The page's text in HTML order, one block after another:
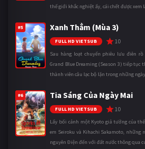
thế giới khắc nghiệt ấy, cái chết được xem
#5 Xanh Thẳm (Mùa 3)
FULL HD VIETSUB 10
Sau hàng loạt chuyến phiêu lưu điên
Grand Blue Dreaming (Season 3) tiếp tục
thành viên câu lạc bộ lặn trong những
#6 Tia Sáng Của Ngày Mai
FULL HD VIETSUB 10
Lấy bối cảnh một Kyoto giả tưởng của
em Seiroku và Kihachi Sakamoto, những
nguyên Điện đến với đất nước thông qua